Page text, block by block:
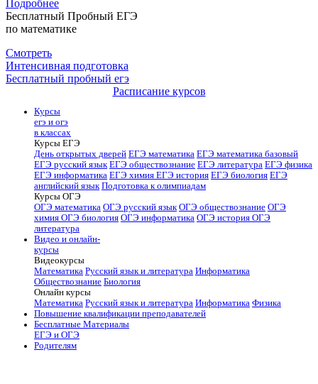
Подробнее
Бесплатный Пробный ЕГЭ
по математике
Смотреть
Интенсивная подготовка
Бесплатный пробный егэ
Расписание курсов
Курсы
егэ и огэ
в классах
Курсы ЕГЭ
День открытых дверей ЕГЭ математика ЕГЭ математика базовый
ЕГЭ русский язык ЕГЭ обществознание ЕГЭ литература ЕГЭ физика
ЕГЭ информатика ЕГЭ химия ЕГЭ история ЕГЭ биология ЕГЭ
английский язык Подготовка к олимпиадам
Курсы ОГЭ
ОГЭ математика ОГЭ русский язык ОГЭ обществознание ОГЭ
химия ОГЭ биология ОГЭ информатика ОГЭ история ОГЭ
литература
Видео и онлайн-
курсы
Видеокурсы
Математика Русский язык и литература Информатика
Обществознание Биология
Онлайн курсы
Математика Русский язык и литература Информатика Физика
Повышение квалификации преподавателей
Бесплатные Материалы
ЕГЭ и ОГЭ
Родителям